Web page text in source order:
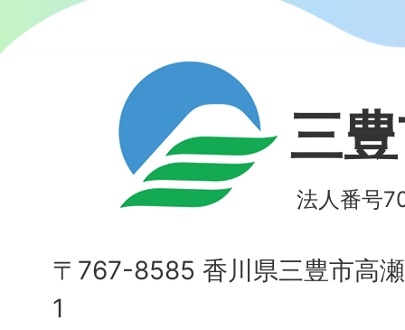
三
法人番号
〒767-8585 香川県三豊市高
1